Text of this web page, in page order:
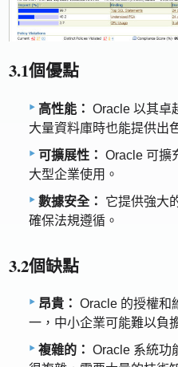
3.1個優點
高性能： Oracle 以其卓
大量資料庫時也能提供出
可擴展性： Oracle 可擴
大型企業使用。
數據安全：
它提供強大
確保法規遵循。
3.2個缺點
昂貴： Oracle 的授權和
一，中小企業可能難以負
複雜的： Oracle 系統功